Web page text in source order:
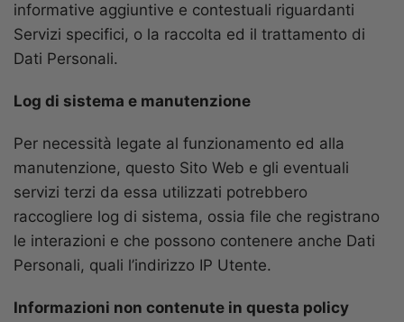
informative aggiuntive e contestuali riguardanti
Servizi specifici, o la raccolta ed il trattamento di
Dati Personali.
Log di sistema e manutenzione
Per necessità legate al funzionamento ed alla
manutenzione, questo Sito Web e gli eventuali
servizi terzi da essa utilizzati potrebbero
raccogliere log di sistema, ossia file che registrano
le interazioni e che possono contenere anche Dati
Personali, quali l’indirizzo IP Utente.
Informazioni non contenute in questa policy